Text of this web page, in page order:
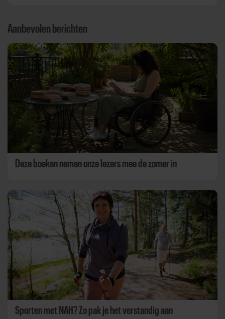
Aanbevolen berichten
Deze boeken nemen onze lezers mee de zomer in
Sporten met NAH? Zo pak je het verstandig aan